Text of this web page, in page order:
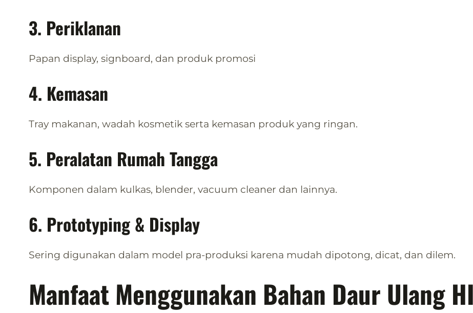
3. Periklanan
Papan display, signboard, dan produk promosi
4. Kemasan
Tray makanan, wadah kosmetik serta kemasan produk yang ringan.
5. Peralatan Rumah Tangga
Komponen dalam kulkas, blender, vacuum cleaner dan lainnya.
6. Prototyping & Display
Sering digunakan dalam model pra-produksi karena mudah dipotong, dicat, dan dilem.
Manfaat Menggunakan Bahan Daur Ulang